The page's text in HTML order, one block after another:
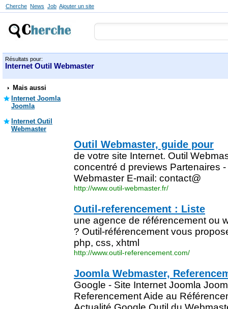
Cherche News Job Ajouter un site
Résultats pour:
Internet Outil Webmaster
Mais aussi
Internet Joomla
Joomla
Internet Outil
Webmaster
Outil Webmaster, guide pour
de votre site Internet. Outil
concentré d previews Partenaires
Webmaster E-mail: contact@
http://www.outil-webmaster.fr/
Outil-referencement : Liste
une agence de référencement ou
? Outil-référencement vous
php, css, xhtml
http://www.outil-referencement.com/
Joomla Webmaster,
Google - Site Internet Joomla
Referencement Aide au